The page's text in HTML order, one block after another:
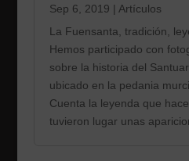
Sep 6, 2019 | Artículos
La Fuensanta, tradición,
Hemos participado con
sobre la historia del
ubicado en la pedania
Cuenta la leyenda que
tuvieron lugar unas